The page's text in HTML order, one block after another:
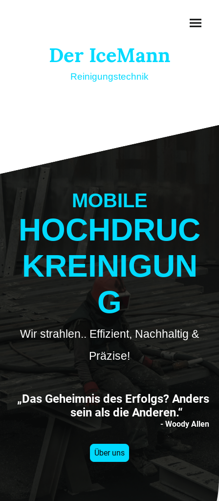
Der IceMann
Reinigungstechnik
MOBILE
HOCHDRUC
KREINIGUN
G
Wir strahlen.. Effizient, Nachhaltig &
Präzise!
„Das Geheimnis des Erfolgs? Anders
sein als die Anderen.“
- Woody Allen
Über uns